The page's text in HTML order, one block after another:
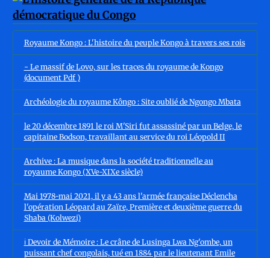
Royaume Kongo : L'histoire du peuple Kongo à travers ses rois
- Le massif de Lovo, sur les traces du royaume de Kongo
(document Pdf )
Archéologie du royaume Kôngo : Site oublié de Ngongo Mbata
le 20 décembre 1891 le roi M'Siri fut assassiné par un Belge, le
capitaine Bodson, travaillant au service du roi Léopold II
Archive : La musique dans la société traditionnelle au
royaume Kongo (XVe-XIXe siècle)
Mai 1978-mai 2021, il y a 43 ans l'armée française Déclencha
l'opération Léopard au Zaïre, Première et deuxième guerre du
Shaba (Kolwezi)
ℹ️ Devoir de Mémoire : Le crâne de Lusinga Lwa Ng'ombe, un
puissant chef congolais, tué en 1884 par le lieutenant Emile